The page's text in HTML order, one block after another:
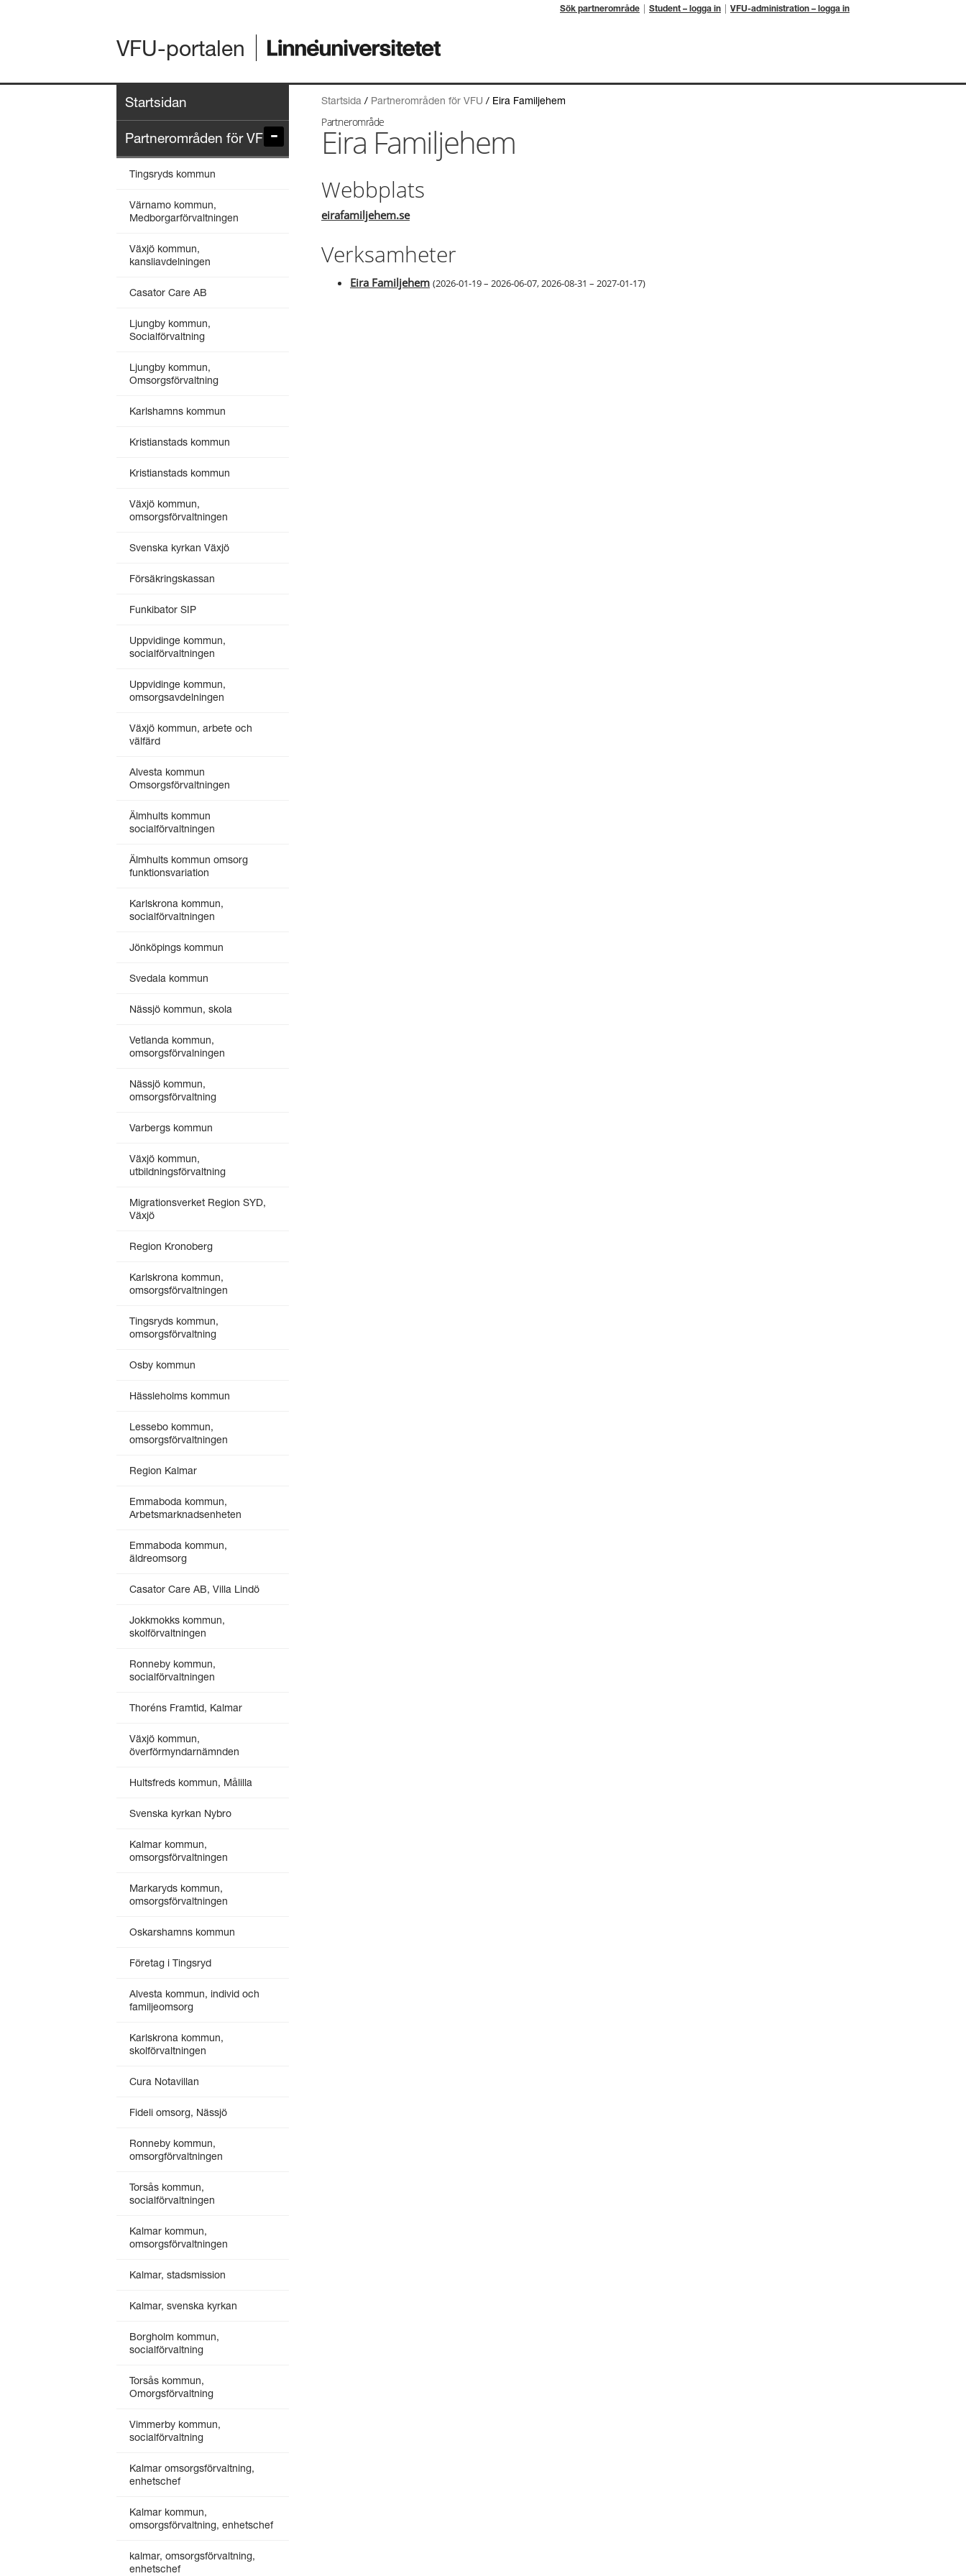
Sök partnerområde Student – logga in VFU-administration – logga in
VFU-portalen
Startsidan
Partnerområden för VFU
Tingsryds kommun
Värnamo kommun,
Medborgarförvaltningen
Växjö kommun,
kansliavdelningen
Casator Care AB
Ljungby kommun,
Socialförvaltning
Ljungby kommun,
Omsorgsförvaltning
Karlshamns kommun
Kristianstads kommun
Kristianstads kommun
Växjö kommun,
omsorgsförvaltningen
Svenska kyrkan Växjö
Försäkringskassan
Funkibator SIP
Uppvidinge kommun,
socialförvaltningen
Uppvidinge kommun,
omsorgsavdelningen
Växjö kommun, arbete och
välfärd
Alvesta kommun
Omsorgsförvaltningen
Älmhults kommun
socialförvaltningen
Älmhults kommun omsorg
funktionsvariation
Karlskrona kommun,
socialförvaltningen
Jönköpings kommun
Svedala kommun
Nässjö kommun, skola
Vetlanda kommun,
omsorgsförvalningen
Nässjö kommun,
omsorgsförvaltning
Varbergs kommun
Växjö kommun,
utbildningsförvaltning
Migrationsverket Region SYD,
Växjö
Region Kronoberg
Karlskrona kommun,
omsorgsförvaltningen
Tingsryds kommun,
omsorgsförvaltning
Osby kommun
Hässleholms kommun
Lessebo kommun,
omsorgsförvaltningen
Region Kalmar
Emmaboda kommun,
Arbetsmarknadsenheten
Emmaboda kommun,
äldreomsorg
Casator Care AB, Villa Lindö
Jokkmokks kommun,
skolförvaltningen
Ronneby kommun,
socialförvaltningen
Thoréns Framtid, Kalmar
Växjö kommun,
överförmyndarnämnden
Hultsfreds kommun, Målilla
Svenska kyrkan Nybro
Kalmar kommun,
omsorgsförvaltningen
Markaryds kommun,
omsorgsförvaltningen
Oskarshamns kommun
Företag i Tingsryd
Alvesta kommun, individ och
familjeomsorg
Karlskrona kommun,
skolförvaltningen
Cura Notavillan
Fideli omsorg, Nässjö
Ronneby kommun,
omsorgförvaltningen
Torsås kommun,
socialförvaltningen
Kalmar kommun,
omsorgsförvaltningen
Kalmar, stadsmission
Kalmar, svenska kyrkan
Borgholm kommun,
socialförvaltning
Torsås kommun,
Omorgsförvaltning
Vimmerby kommun,
socialförvaltning
Kalmar omsorgsförvaltning,
enhetschef
Kalmar kommun,
omsorgsförvaltning, enhetschef
kalmar, omsorgsförvaltning,
enhetschef
Startsida / Partnerområden för VFU / Eira Familjehem
Partnerområde
Eira Familjehem
Webbplats
eirafamiljehem.se
Verksamheter
Eira Familjehem (2026-01-19 – 2026-06-07,2026-08-31 – 2027-01-17)